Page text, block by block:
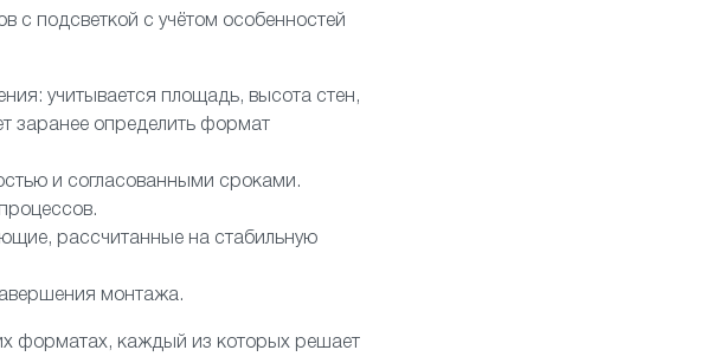
с подсветкой с учётом особенностей
учитывается площадь, высота стен,
заранее определить формат
и согласованными сроками.
рассчитанные на стабильную
монтажа.
форматах, каждый из которых решает